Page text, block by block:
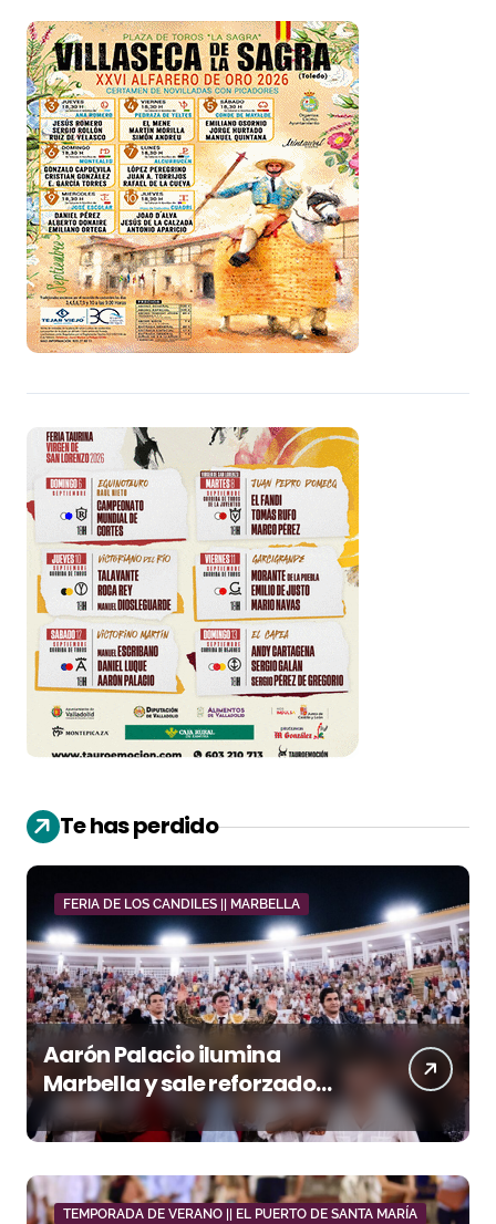
Te has perdido
FERIA DE LOS CANDILES || MARBELLA
Aarón Palacio ilumina
Marbella y sale reforzado
junto a Manzanares y
Morante
TEMPORADA DE VERANO || EL PUERTO DE SANTA MARÍA